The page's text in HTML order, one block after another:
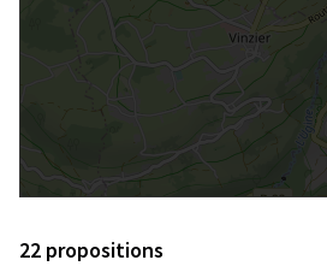
22 propositions